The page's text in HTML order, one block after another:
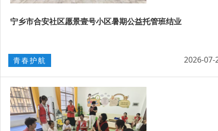
宁乡市合安社区愿景壹号小区暑期公益托管班结业
青春护航 2026-07-